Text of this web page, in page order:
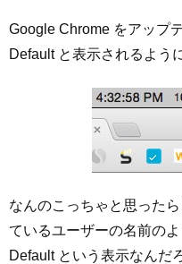
Google Chrome をアップ
Default と表示されるよう
なんのこっちゃと思った
ているユーザーの名前の
Default という表示なんだ